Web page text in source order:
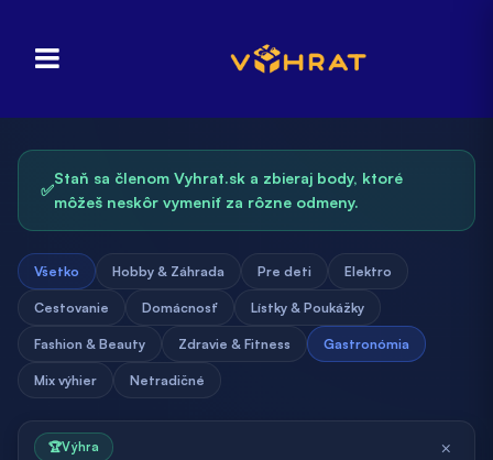
✅
Staň sa členom Vyhrat.sk a zbieraj body, ktoré
môžeš neskôr vymeniť za rôzne odmeny.
Všetko Hobby & Záhrada Pre deti Elektro
Cestovanie Domácnosť Lístky & Poukážky
Fashion & Beauty Zdravie & Fitness Gastronómia
Mix výhier Netradičné
🏆Výhra ×